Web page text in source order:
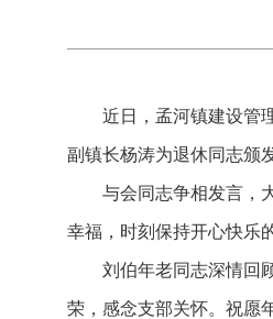
近日，孟河镇建设管
副镇长杨涛为退休同志颁
与会同志争相发言，
幸福，时刻保持开心快乐
刘伯年老同志深情回
荣，感念支部关怀。祝愿